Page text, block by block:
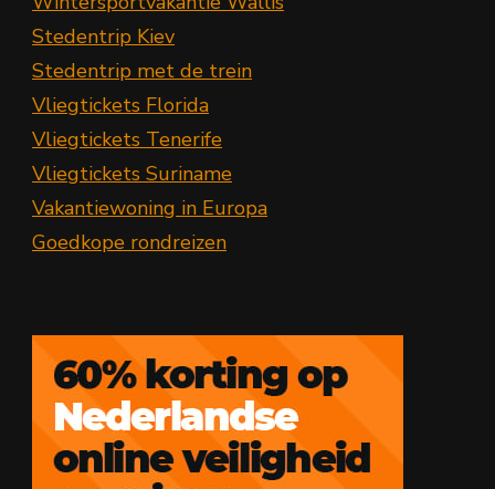
Stedentrip Kiev
Stedentrip met de trein
Vliegtickets Florida
Vliegtickets Tenerife
Vliegtickets Suriname
Vakantiewoning in Europa
Goedkope rondreizen